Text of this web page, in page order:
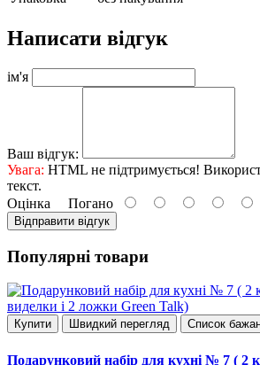
Написати відгук
ім'я
Ваш відгук:
Увага: HTML не підтримується!
текст.
Оцінка Погано
Відправити відгук
Популярні товари
Купити Швидкий перегляд Список
Подарунковий набір для кухні № 7 ( 2